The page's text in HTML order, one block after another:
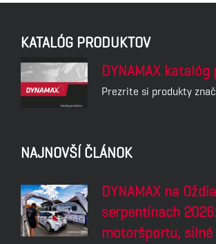
KATALÓG PRODUKTOV
DYNAMAX
Prezrite si produkty
NAJNOVŠÍ ČLÁNOK
DYNAMAX na
serpentínach
motoršportu, silné